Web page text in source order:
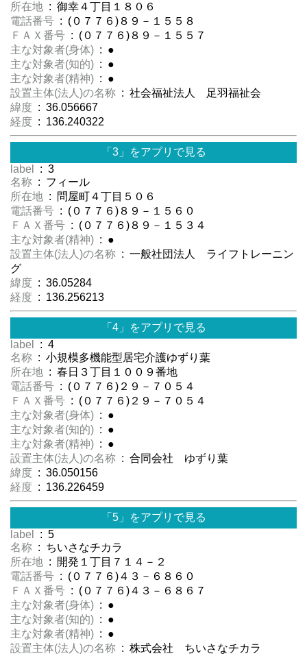
所在地 : 御幸４丁目１８０６
電話番号 : (０７７６)８９－１５５８
ＦＡＸ番号 : (０７７６)８９－１５５７
主な対象者(身体) : ●
主な対象者(知的) : ●
主な対象者(精神) : ●
設置主体(法人)の名称 : 社会福祉法人 足羽福祉会
緯度 : 36.056667
経度 : 136.240322
「3」をアプリで見る
label
: 3
名称 : フィール
所在地 : 問屋町４丁目５０６
電話番号 : (０７７６)８９－１５６０
ＦＡＸ番号 : (０７７６)８９－１５３４
主な対象者(精神) : ●
設置主体(法人)の名称 : 一般社団法人 ライフトレーニン
グ
緯度 : 36.05284
経度 : 136.256213
「4」をアプリで見る
label
: 4
名称 : 小規模多機能型居宅介護ゆずり葉
所在地 : 春日３丁目１００９番地
電話番号 : (０７７６)２９－７０５４
ＦＡＸ番号 : (０７７６)２９－７０５４
主な対象者(身体) : ●
主な対象者(知的) : ●
主な対象者(精神) : ●
設置主体(法人)の名称 : 合同会社 ゆずり葉
緯度 : 36.050156
経度 : 136.226459
「5」をアプリで見る
label
: 5
名称 : ちいさなチカラ
所在地 : 開発１丁目７１４－２
電話番号 : (０７７６)４３－６８６０
ＦＡＸ番号 : (０７７６)４３－６８６７
主な対象者(身体) : ●
主な対象者(知的) : ●
主な対象者(精神) : ●
設置主体(法人)の名称 : 株式会社 ちいさなチカラ